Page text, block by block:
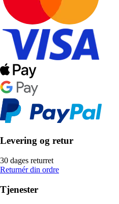
Levering og retur
30 dages returret
Returnér din ordre
Tjenester